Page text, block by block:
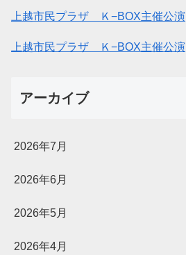
上越市民プラザ Ｋ−BOX主催公演
上越市民プラザ Ｋ−BOX主催公演
アーカイブ
2026年7月
2026年6月
2026年5月
2026年4月